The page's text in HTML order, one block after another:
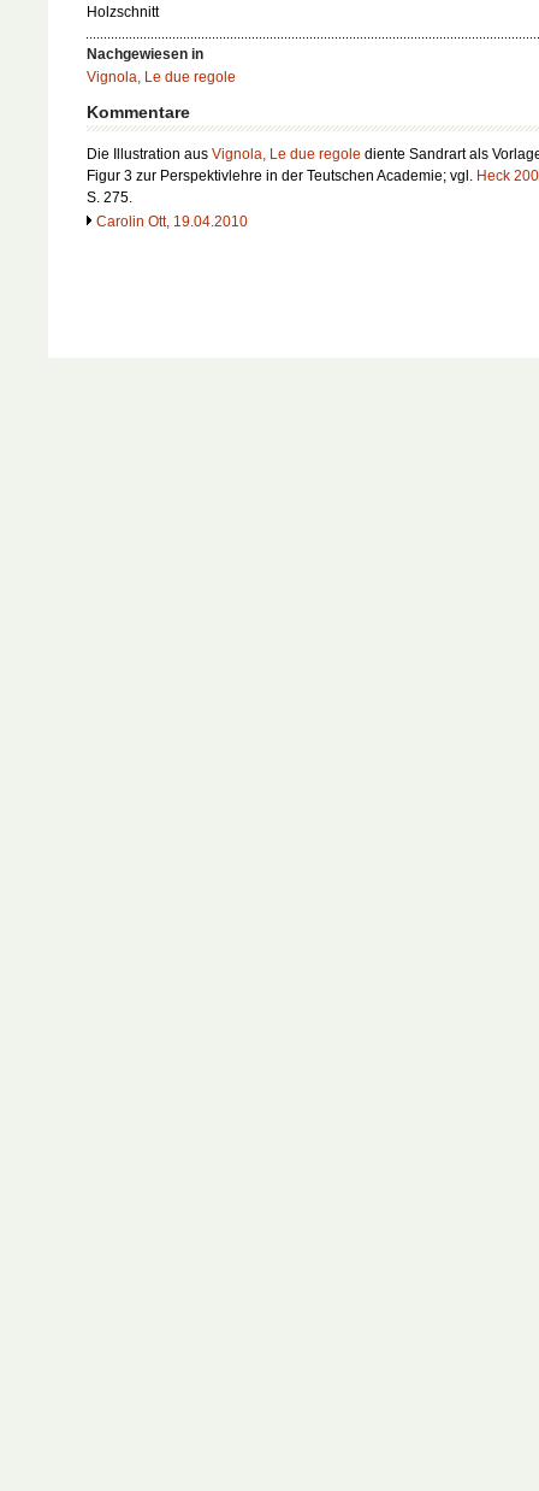
Holzschnitt
Nachgewiesen in
Vignola, Le due regole
Kommentare
Die Illustration aus Vignola, Le due regole diente Sandrart als
Figur 3 zur Perspektivlehre in der Teutschen Academie; vgl. Heck
S. 275.
Carolin Ott, 19.04.2010